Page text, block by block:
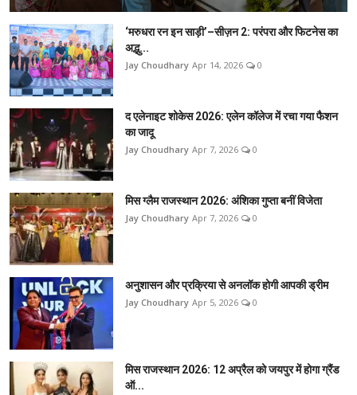
‘मरुधरा रन इन साड़ी’–सीज़न 2: परंपरा और फिटनेस का
अद्भु...
Jay Choudhary Apr 14, 2026 0
द एलेनाइट शोकेस 2026: एलेन कॉलेज में रचा गया फैशन
का जादू
Jay Choudhary Apr 7, 2026 0
मिस ग्लैम राजस्थान 2026: अंशिका गुप्ता बनीं विजेता
Jay Choudhary Apr 7, 2026 0
अनुशासन और प्रक्रिया से अनलॉक होगी आपकी ड्रीम
Jay Choudhary Apr 5, 2026 0
मिस राजस्थान 2026: 12 अप्रैल को जयपुर में होगा ग्रैंड
ऑ...